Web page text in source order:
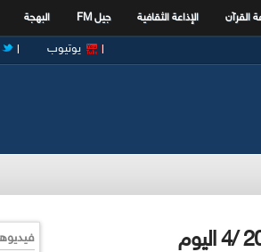
القرآن الإذاعة الثقافية جيل FM البهجة
يوتيوب